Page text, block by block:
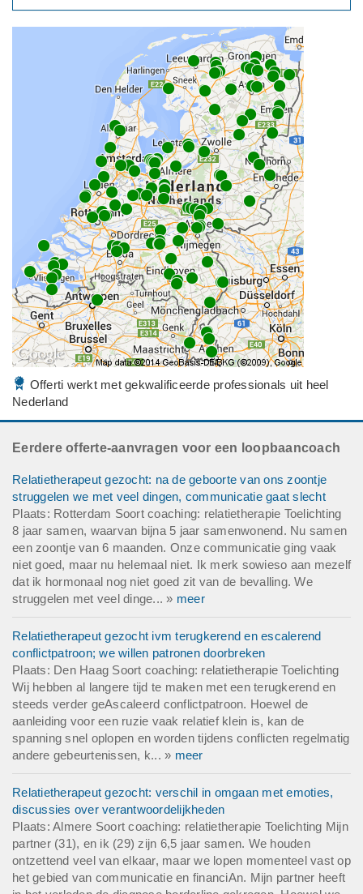
Offerti werkt met gekwalificeerde professionals uit heel
Nederland
Eerdere offerte-aanvragen voor een loopbaancoach
Relatietherapeut gezocht: na de geboorte van ons zoontje
struggelen we met veel dingen, communicatie gaat slecht
Plaats: Rotterdam Soort coaching: relatietherapie Toelichting
8 jaar samen, waarvan bijna 5 jaar samenwonend. Nu samen
een zoontje van 6 maanden. Onze communicatie ging vaak
niet goed, maar nu helemaal niet. Ik merk sowieso aan mezelf
dat ik hormonaal nog niet goed zit van de bevalling. We
struggelen met veel dinge... » meer
Relatietherapeut gezocht ivm terugkerend en escalerend
conflictpatroon; we willen patronen doorbreken
Plaats: Den Haag Soort coaching: relatietherapie Toelichting
Wij hebben al langere tijd te maken met een terugkerend en
steeds verder geAscaleerd conflictpatroon. Hoewel de
aanleiding voor een ruzie vaak relatief klein is, kan de
spanning snel oplopen en worden tijdens conflicten regelmatig
andere gebeurtenissen, k... » meer
Relatietherapeut gezocht: verschil in omgaan met emoties,
discussies over verantwoordelijkheden
Plaats: Almere Soort coaching: relatietherapie Toelichting Mijn
partner (31), en ik (29) zijn 6,5 jaar samen. We houden
ontzettend veel van elkaar, maar we lopen momenteel vast op
het gebied van communicatie en financiAn. Mijn partner heeft